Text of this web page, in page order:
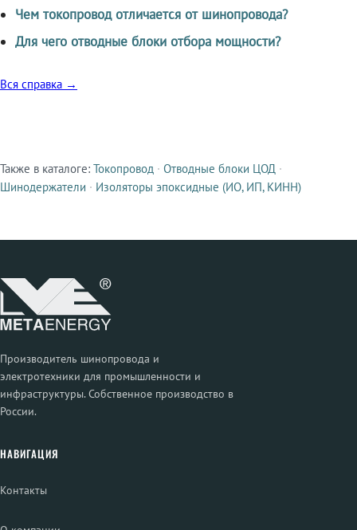
Чем токопровод отличается от шинопровода?
Для чего отводные блоки отбора мощности?
Вся справка →
Смежные продукты
Также в каталоге: Токопровод · Отводные блоки ЦОД ·
Шинодержатели · Изоляторы эпоксидные (ИО, ИП, КИНН)
Производитель шинопровода и
электротехники для промышленности и
инфраструктуры. Собственное производство в
России.
НАВИГАЦИЯ
Контакты